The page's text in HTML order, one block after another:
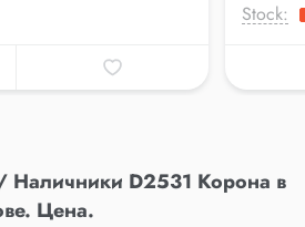
Stock:
Наличники D2531 Корона в
Цена.